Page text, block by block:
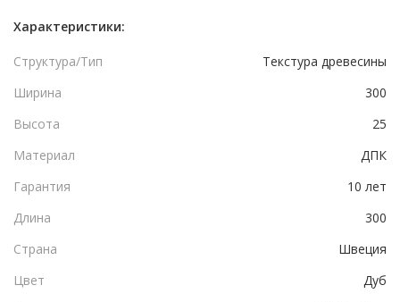
Характеристики:
Структура/Тип
Текстура древесины
Ширина
300
Высота
25
Материал
ДПК
Гарантия
10 лет
Длина
300
Страна
Швеция
Цвет
Дуб